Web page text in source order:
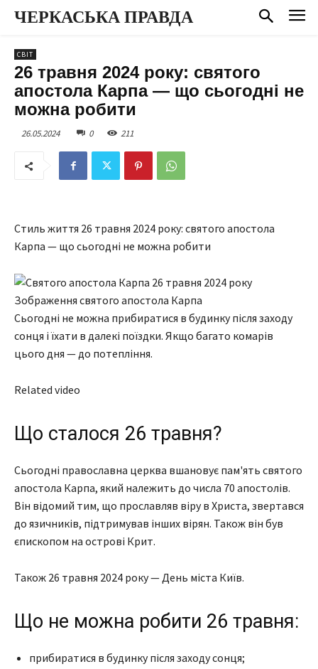
ЧЕРКАСЬКА ПРАВДА
СВІТ
26 травня 2024 року: святого
апостола Карпа — що сьогодні не
можна робити
26.05.2024 0 211
Стиль життя 26 травня 2024 року: святого апостола
Карпа — що сьогодні не можна робити
Зображення святого апостола Карпа
Сьогодні не можна прибиратися в будинку після заходу
сонця і їхати в далекі поїздки. Якщо багато комарів
цього дня — до потепління.
Related video
Що сталося 26 травня?
Сьогодні православна церква вшановує пам'ять святого
апостола Карпа, який належить до числа 70 апостолів.
Він відомий тим, що прославляв віру в Христа, звертався
до язичників, підтримував інших вірян. Також він був
єпископом на острові Крит.
Також 26 травня 2024 року — День міста Київ.
Що не можна робити 26 травня:
прибиратися в будинку після заходу сонця;